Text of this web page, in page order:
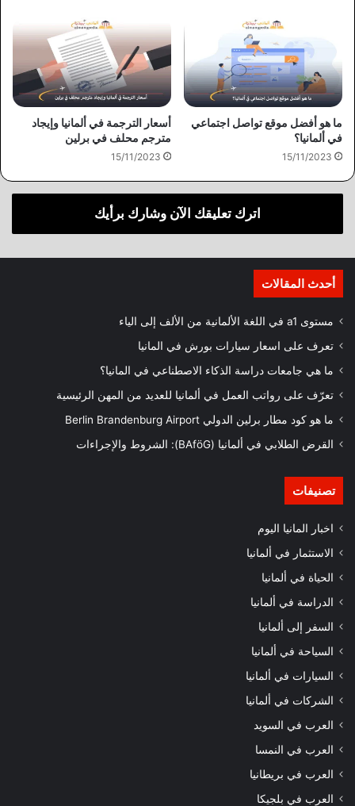
ما هو أفضل موقع تواصل اجتماعي
في ألمانيا؟
15/11/2023
أسعار الترجمة في ألمانيا وإيجاد
مترجم محلف في برلين
15/11/2023
اترك تعليقك الآن وشارك برأيك
أحدث المقالات
مستوى a1 في اللغة الألمانية من الألف إلى الياء
تعرف على اسعار سيارات بورش في المانيا
ما هي جامعات دراسة الذكاء الاصطناعي في المانيا؟
تعرّف على رواتب العمل في ألمانيا للعديد من المهن الرئيسية
ما هو كود مطار برلين الدولي Berlin Brandenburg Airport
القرض الطلابي في ألمانيا (BAföG): الشروط والإجراءات
تصنيفات
اخبار المانيا اليوم
الاستثمار في ألمانيا
الحياة في ألمانيا
الدراسة في ألمانيا
السفر إلى ألمانيا
السياحة في ألمانيا
السيارات في ألمانيا
الشركات في ألمانيا
العرب في السويد
العرب في النمسا
العرب في بريطانيا
العرب في بلجيكا